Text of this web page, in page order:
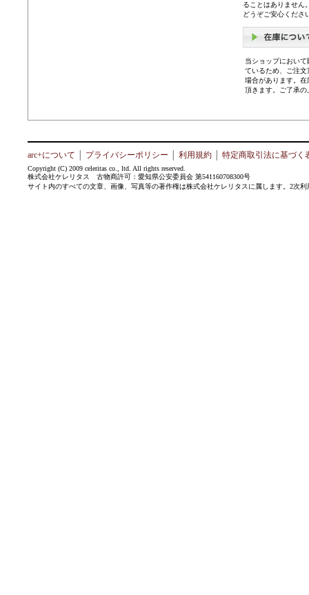
ることはありません
どうぞご安心くださ
当ショップにおい
ているため、ご注
場合があります。
頂きます。ご了承
arc+について プライバシーポリシー 利用規約 特定商取引法に基づく
Copyright (C) 2009 celeritas co., ltd. All rights reserved.
株式会社ケレリタス 古物商許可：愛知県公安委員会 第541160708300号
サイト内のすべての文章、画像、写真等の著作権は株式会社ケレリタスに属します。2次